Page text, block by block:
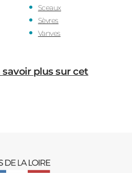
Sceaux
Sèvres
Vanves
plus sur cet